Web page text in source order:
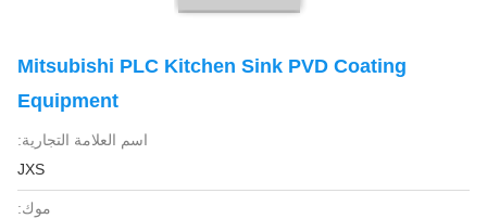
Mitsubishi PLC Kitchen Sink PVD Coating
Equipment
اسم العلامة التجارية:
JXS
موك: